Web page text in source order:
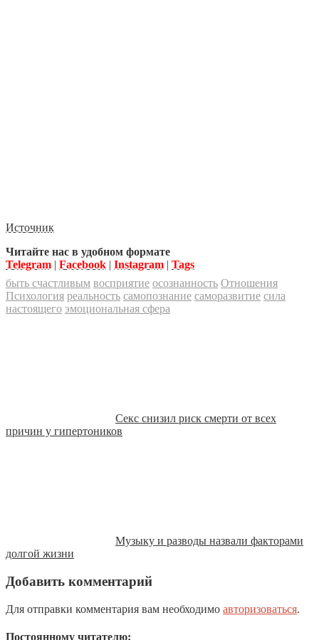
Источник
Читайте нас в удобном формате
Telegram | Facebook | Instagram | Tags
быть счастливым восприятие осознанность Отношения
Психология реальность самопознание саморазвитие сила
настоящего эмоциональная сфера
Секс снизил риск смерти от всех
причин у гипертоников
Музыку и разводы назвали факторами
долгой жизни
Добавить комментарий
Для отправки комментария вам необходимо авторизоваться.
Постоянному читателю: